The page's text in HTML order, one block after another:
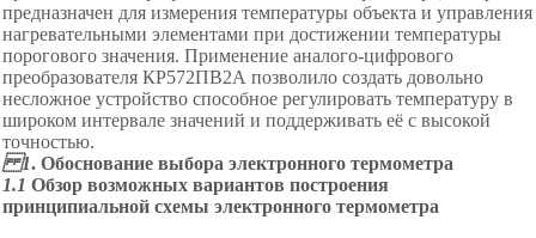
предназначен для измерения температуры объекта и управления
нагревательными элементами при достижении температуры
порогового значения. Применение аналого-цифрового
преобразователя КР572ПВ2А позволило создать довольно
несложное устройство способное регулировать температуру в
широком интервале значений и поддерживать её с высокой
точностью.
1. Обоснование выбора электронного термометра
1.1 Обзор возможных вариантов построения
принципиальной схемы электронного термометра